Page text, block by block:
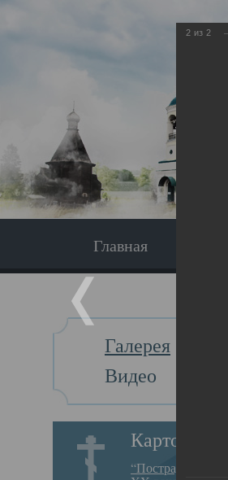
Главная
Галерея
Видео
Картотека
“Пострадавшие
2 из 2